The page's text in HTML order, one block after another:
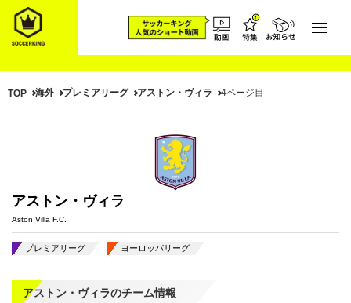
TOP 海外 プレミアリーグ アストン・ヴィラ 4ページ目
アストン・ヴィラ
Aston Villa F.C.
プレミアリーグ ヨーロッパリーグ
アストン・ヴィラのチーム情報